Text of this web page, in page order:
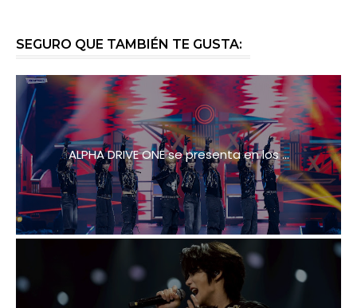
SEGURO QUE TAMBIÉN TE GUSTA:
ALPHA DRIVE ONE se presenta en los ...